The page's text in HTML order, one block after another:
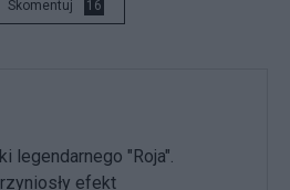
Skomentuj 16
legendarnego "Roja".
efekt